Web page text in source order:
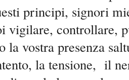
principi, signori
vigilare, controllare,
la vostra presenza
la tensione, il